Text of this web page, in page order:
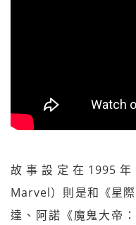
故事設定在1995
Marvel）則是和《星
達、阿諾《魔鬼大帝